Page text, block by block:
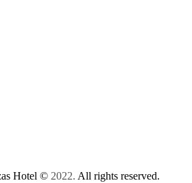
Hotel © 2022. All rights reserved.